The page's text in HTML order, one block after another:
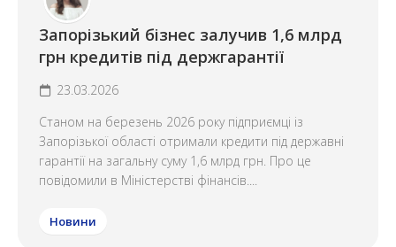
Запорізький бізнес залучив 1,6 млрд
грн кредитів під держгарантії
23.03.2026
Станом на березень 2026 року підприємці із
Запорізької області отримали кредити під державні
гарантії на загальну суму 1,6 млрд грн. Про це
повідомили в Міністерстві фінансів....
Новини